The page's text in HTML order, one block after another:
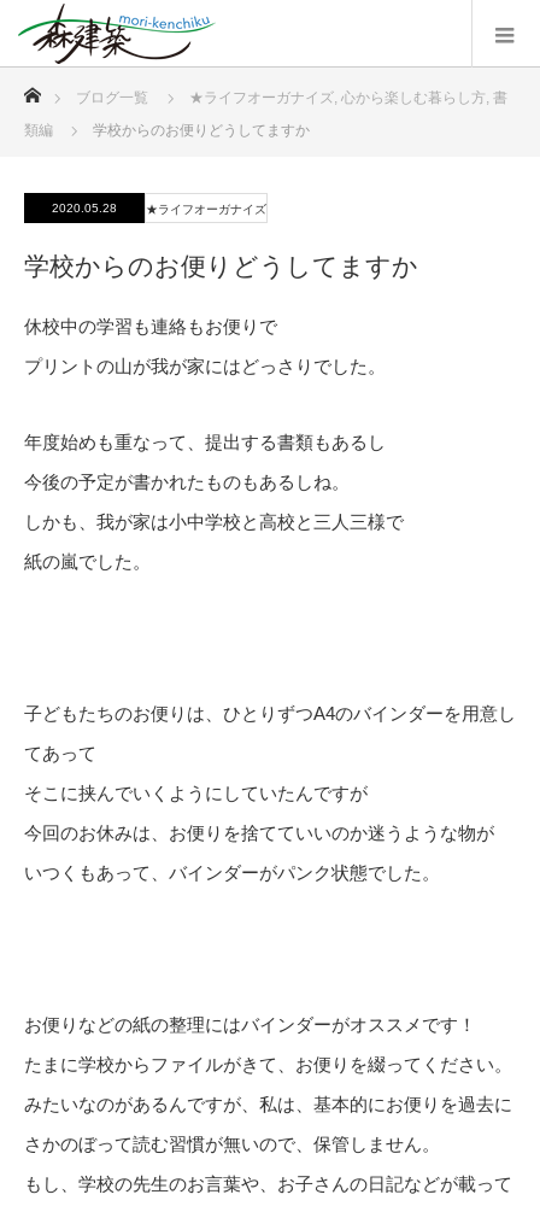
ブログ一覧 ★ライフオーガナイズ, 心から楽しむ暮らし方, 書
類編
学校からのお便りどうしてますか
2020.05.28 ★ライフオーガナイズ
学校からのお便りどうしてますか
休校中の学習も連絡もお便りで
プリントの山が我が家にはどっさりでした。
年度始めも重なって、提出する書類もあるし
今後の予定が書かれたものもあるしね。
しかも、我が家は小中学校と高校と三人三様で
紙の嵐でした。
子どもたちのお便りは、ひとりずつA4のバインダーを用意し
てあって
そこに挟んでいくようにしていたんですが
今回のお休みは、お便りを捨てていいのか迷うような物が
いつくもあって、バインダーがパンク状態でした。
お便りなどの紙の整理にはバインダーがオススメです！
たまに学校からファイルがきて、お便りを綴ってください。
みたいなのがあるんですが、私は、基本的にお便りを過去に
さかのぼって読む習慣が無いので、保管しません。
もし、学校の先生のお言葉や、お子さんの日記などが載って